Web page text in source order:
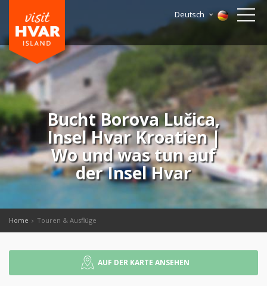
Deutsch
Bucht Borova Lučica,
Insel Hvar Kroatien |
Wo und was tun auf
der Insel Hvar
Home Touren & Ausflüge
AUF DER KARTE ANSEHEN